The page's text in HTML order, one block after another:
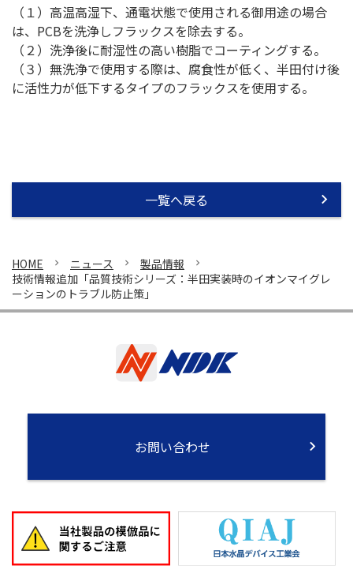
（１）高温高湿下、通電状態で使用される御用途の場合
は、PCBを洗浄しフラックスを除去する。
（２）洗浄後に耐湿性の高い樹脂でコーティングする。
（３）無洗浄で使用する際は、腐食性が低く、半田付け後
に活性力が低下するタイプのフラックスを使用する。
一覧へ戻る
HOME ニュース
製品情報
技術情報追加「品質技術シリーズ：半田実装時のイオンマイグレ
ーションのトラブル防止策」
お問い合わせ